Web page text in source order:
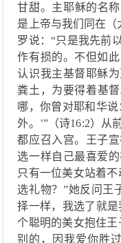
甘甜。 主耶稣的名
是上帝与我们同在（
罗说：“只是我先前
作有损的。不但如
认识我主基督耶稣
粪土，为要得着基
哪，你曾对耶和华说
外。 ’”（诗16:2）从
都应召入宫。王子
选一样自己最喜爱
只有一位美女站着
选礼物？”她反问王
择一样，我选了就
个聪明的美女抱住王
别的，因我爱你胜